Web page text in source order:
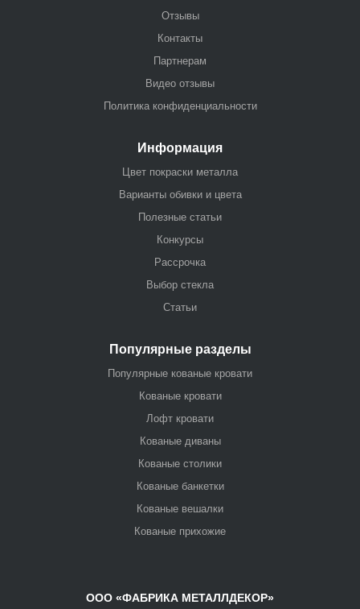
Отзывы
Контакты
Партнерам
Видео отзывы
Политика конфиденциальности
Информация
Цвет покраски металла
Варианты обивки и цвета
Полезные статьи
Конкурсы
Рассрочка
Выбор стекла
Статьи
Популярные разделы
Популярные кованые кровати
Кованые кровати
Лофт кровати
Кованые диваны
Кованые столики
Кованые банкетки
Кованые вешалки
Кованые прихожие
ООО «ФАБРИКА МЕТАЛЛДЕКОР»